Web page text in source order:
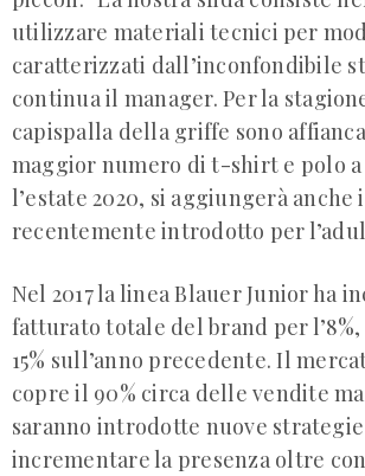
utilizzare materiali tecnici per
caratterizzati dall’inconfondibile
continua il manager. Per la
capispalla della griffe sono
maggior numero di t-shirt e polo
l’estate 2020, si aggiungerà anche
recentemente introdotto per
Nel 2017 la linea Blauer Junior ha
fatturato totale del brand per
15% sull’anno precedente. Il
copre il 90% circa delle vendite
saranno introdotte nuove
incrementare la presenza oltre